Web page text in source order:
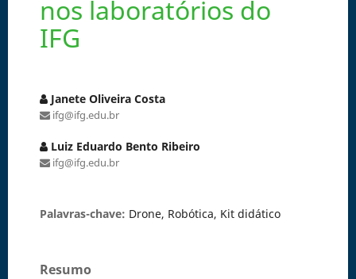
nos laboratórios do
IFG
Janete Oliveira Costa
ifg@ifg.edu.br
Luiz Eduardo Bento Ribeiro
ifg@ifg.edu.br
Palavras-chave: Drone, Robótica, Kit didático
Resumo